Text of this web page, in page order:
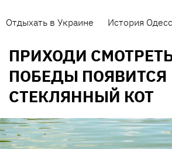
Отдыхать в Украине История
ПРИХОДИ
ПОБЕДЫ ПОЯВИТСЯ
СТЕКЛЯННЫЙ КОТ